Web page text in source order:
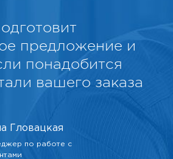
предложение и
понадобится
вашего заказа
Гловацкая
по работе с